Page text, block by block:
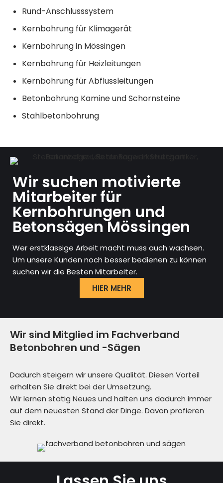
Rund-Anschlusssystem
Kernbohrung für Klimagerät
Kernbohrung in Mössingen
Kernbohrung für Heizleitungen
Kernbohrung für Abflussleitungen
Betonbohrung Kamine und Schornsteine
Stahlbetonbohrung
Wir suchen motivierte
Mitarbeiter für
Kernbohrungen und
Betonsägen Mössingen
Wer erstklassige Arbeit macht muss auch wachsen.
Um unsere Kunden noch besser bedienen zu können
suchen wir die Besten Mitarbeiter.
HIER MEHR
Wir sind Mitglied im Fachverband
Betonbohren und -Sägen
Dadurch steigern wir unsere Qualität. Diesen Vorteil
erhalten Sie direkt bei der Umsetzung.
Wir lernen stätig Neues und halten uns dadurch immer
auf dem neuesten Stand der Dinge. Davon profieren
Sie direkt.